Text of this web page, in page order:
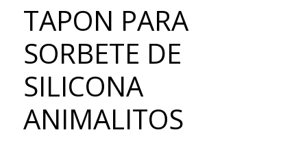
TAPON PARA
SORBETE DE
SILICONA
ANIMALITOS